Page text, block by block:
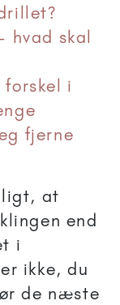
hvad skal
i
fjerne
at
end
i
ikke, du
de næste